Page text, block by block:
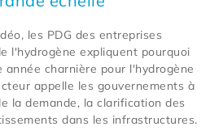
les PDG des entreprises
l'hydrogène expliquent pourquoi
charnière pour l'hydrogène
appelle les gouvernements à
la demande, la clarification des
dans les infrastructures.